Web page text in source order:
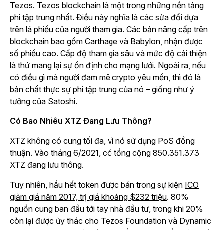
Tezos. Tezos blockchain là một trong những nền tảng
phi tập trung nhất. Điều này nghĩa là các sửa đổi dựa
trên lá phiếu của người tham gia. Các bản nâng cấp trên
blockchain bao gồm Carthage và Babylon, nhận được
số phiếu cao. Cấp độ tham gia sâu và mức độ cải thiện
là thứ mang lại sự ổn định cho mạng lưới. Ngoài ra, nếu
có điều gì mà người đam mê crypto yêu mến, thì đó là
bản chất thực sự phi tập trung của nó – giống như ý
tưởng của Satoshi.
Có Bao Nhiêu XTZ Đang Lưu Thông?
XTZ không có cung tối đa, vì nó sử dụng PoS đồng
thuận. Vào tháng 6/2021, có tổng cộng 850.351.373
XTZ đang lưu thông.
Tuy nhiên, hầu hết token được bán trong sự kiện ICO
giảm giá năm 2017, trị giá khoảng $232 triệu. 80%
nguồn cung ban đầu tới tay nhà đầu tư, trong khi 20%
còn lại được ủy thác cho Tezos Foundation và Dynamic